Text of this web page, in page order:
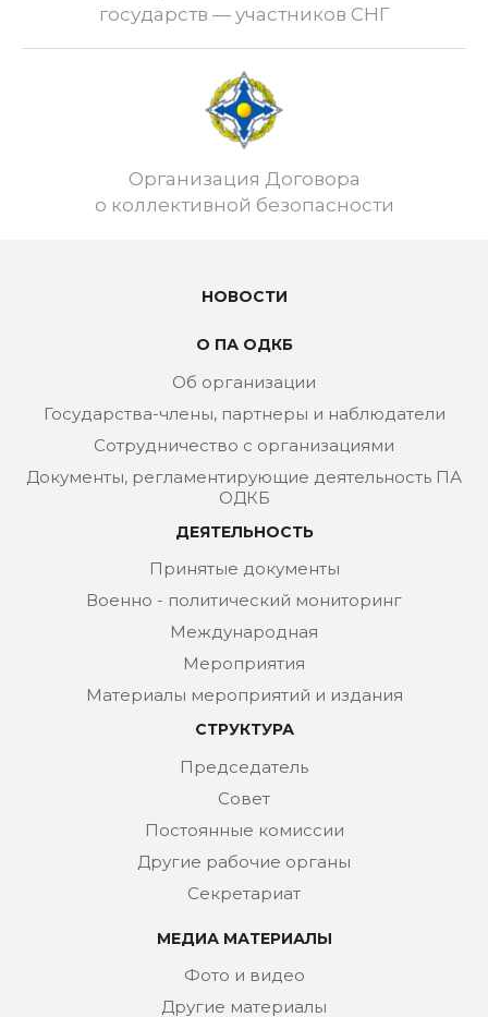
государств — участников СНГ
Организация Договора
о коллективной безопасности
НОВОСТИ
О ПА ОДКБ
Об организации
Государства-члены, партнеры и наблюдатели
Сотрудничество с организациями
Документы, регламентирующие деятельность ПА
ОДКБ
ДЕЯТЕЛЬНОСТЬ
Принятые документы
Военно - политический мониторинг
Международная
Мероприятия
Материалы мероприятий и издания
СТРУКТУРА
Председатель
Совет
Постоянные комиссии
Другие рабочие органы
Секретариат
МЕДИА МАТЕРИАЛЫ
Фото и видео
Другие материалы